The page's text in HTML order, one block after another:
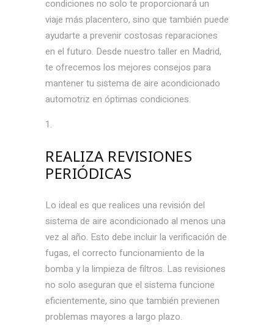
condiciones no solo te proporcionará un
viaje más placentero, sino que también puede
ayudarte a prevenir costosas reparaciones
en el futuro. Desde nuestro taller en Madrid,
te ofrecemos los mejores consejos para
mantener tu sistema de aire acondicionado
automotriz en óptimas condiciones.
REALIZA REVISIONES
PERIÓDICAS
Lo ideal es que realices una revisión del
sistema de aire acondicionado al menos una
vez al año. Esto debe incluir la verificación de
fugas, el correcto funcionamiento de la
bomba y la limpieza de filtros. Las revisiones
no solo aseguran que el sistema funcione
eficientemente, sino que también previenen
problemas mayores a largo plazo.